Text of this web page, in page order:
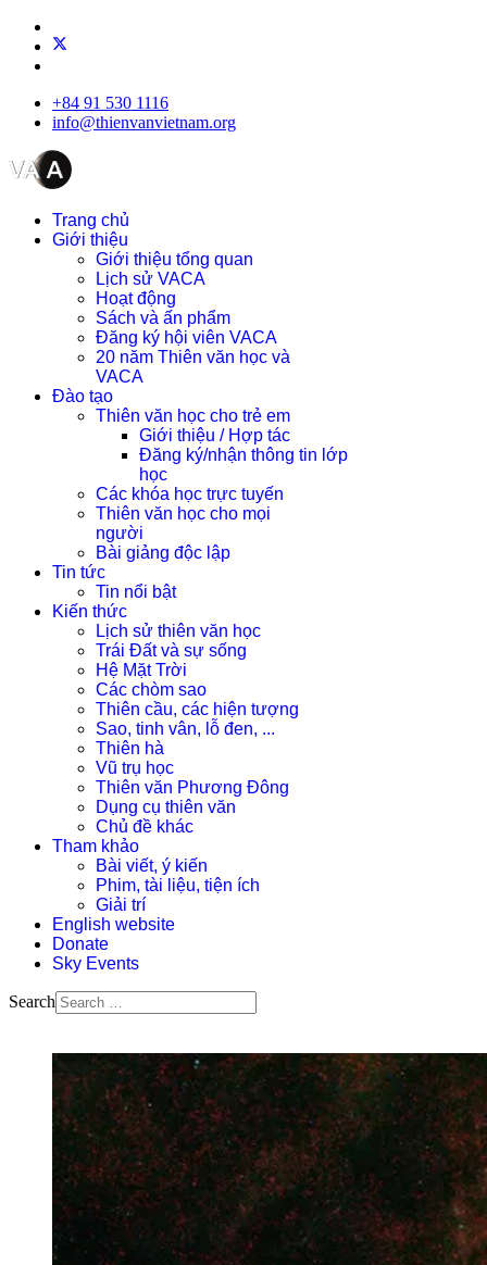
+84 91 530 1116
info@thienvanvietnam.org
Trang chủ
Giới thiệu
Giới thiệu tổng quan
Lịch sử VACA
Hoạt động
Sách và ấn phẩm
Đăng ký hội viên VACA
20 năm Thiên văn học và
VACA
Đào tạo
Thiên văn học cho trẻ em
Giới thiệu / Hợp tác
Đăng ký/nhận thông tin lớp
học
Các khóa học trực tuyến
Thiên văn học cho mọi
người
Bài giảng độc lập
Tin tức
Tin nổi bật
Kiến thức
Lịch sử thiên văn học
Trái Đất và sự sống
Hệ Mặt Trời
Các chòm sao
Thiên cầu, các hiện tượng
Sao, tinh vân, lỗ đen, ...
Thiên hà
Vũ trụ học
Thiên văn Phương Đông
Dụng cụ thiên văn
Chủ đề khác
Tham khảo
Bài viết, ý kiến
Phim, tài liệu, tiện ích
Giải trí
English website
Donate
Sky Events
Search